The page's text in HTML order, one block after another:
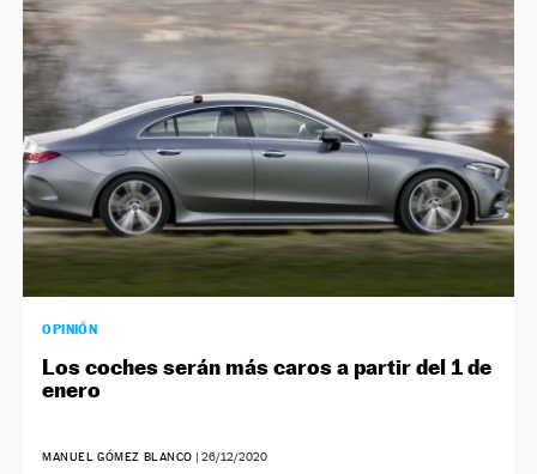
OPINIÓN
Los coches serán más caros a partir del 1 de
enero
MANUEL GÓMEZ BLANCO |26/12/2020